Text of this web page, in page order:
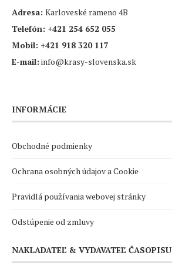
Adresa: Karloveské rameno 4B
Telefón: +421 254 652 055
Mobil: +421 918 320 117
E-mail: info@krasy-slovenska.sk
INFORMÁCIE
Obchodné podmienky
Ochrana osobných údajov a Cookie
Pravidlá používania webovej stránky
Odstúpenie od zmluvy
NAKLADATEĽ & VYDAVATEĽ ČASOPISU